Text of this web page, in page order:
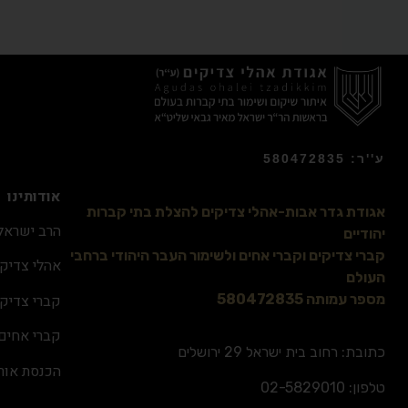
ע''ר: 580472835
אגודת גדר אבות-אהלי צדיקים להצלת בתי קברות
יהודיים
קברי צדיקים וקברי אחים ולשימור העבר היהודי ברחבי
העולם
מספר עמותה 580472835
כתובת: רחוב בית ישראל 29 ירושלים
טלפון: 02-5829010
אודותינו
הרב
אהלי
קברי
קברי אחים
הכנסת